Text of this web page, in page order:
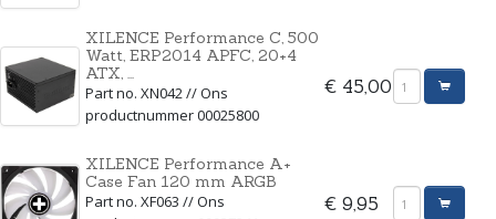
XILENCE Performance C, 500
Watt, ERP2014 APFC, 20+4
ATX, ...
Part no. XN042 // Ons
productnummer 00025800
€ 45,00
XILENCE Performance A+
Case Fan 120 mm ARGB
Part no. XF063 // Ons
€ 9,95